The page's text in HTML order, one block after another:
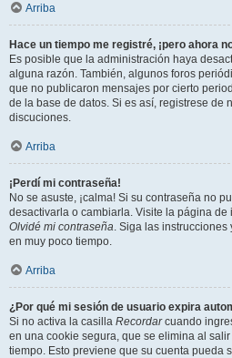
Arriba
Hace un tiempo me registré, ¡pero ahora
Es posible que la administración haya
alguna razón. También, algunos foros
que no publicaron mensajes por cierto
de la base de datos. Si es así, registrese de
discuciones.
Arriba
¡Perdí mi contraseña!
No se asuste, ¡calma! Si su contraseña no
desactivarla o cambiarla. Visite la página
Olvidé mi contraseña. Siga las
en muy poco tiempo.
Arriba
¿Por qué mi sesión de usuario expira
Si no activa la casilla Recordarcuando
en una cookie segura, que se elimina al
tiempo. Esto previene que su cuenta pueda